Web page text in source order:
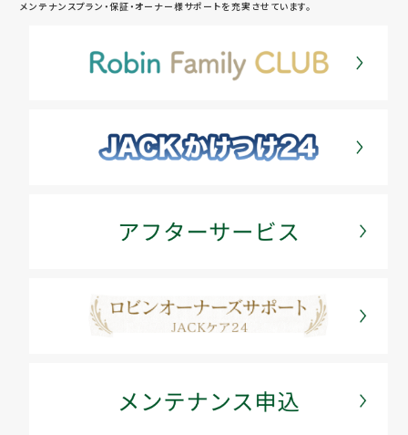
メンテナンスプラン・保証・オーナー様サポートを充実させています。